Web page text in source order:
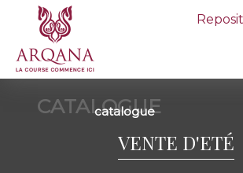
CATALOGUE
catalogue
VENTE D'ETÉ